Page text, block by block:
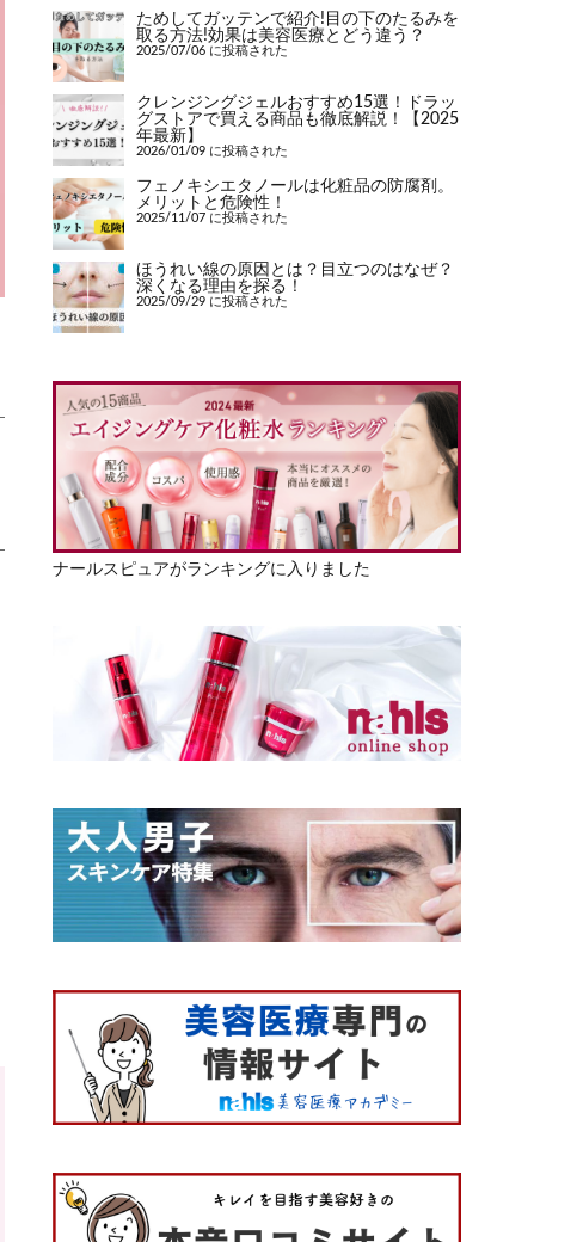
ためしてガッテンで紹介!目の下のたるみを
取る方法!効果は美容医療とどう違う？
2025/07/06 に投稿された
クレンジングジェルおすすめ15選！ドラッ
グストアで買える商品も徹底解説！【2025
年最新】
2026/01/09 に投稿された
フェノキシエタノールは化粧品の防腐剤。
メリットと危険性！
2025/11/07 に投稿された
ほうれい線の原因とは？目立つのはなぜ？
深くなる理由を探る！
2025/09/29 に投稿された
ナールスピュアがランキングに入りました